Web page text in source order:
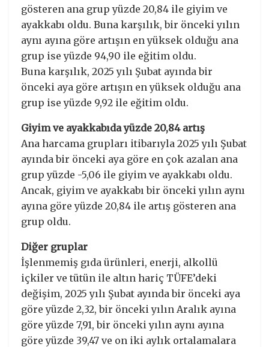
gösteren ana grup yüzde 20,84 ile giyim ve
ayakkabı oldu. Buna karşılık, bir önceki yılın
aynı ayına göre artışın en yüksek olduğu ana
grup ise yüzde 94,90 ile eğitim oldu.
Buna karşılık, 2025 yılı Şubat ayında bir
önceki aya göre artışın en yüksek olduğu ana
grup ise yüzde 9,92 ile eğitim oldu.
Giyim ve ayakkabıda yüzde 20,84 artış
Ana harcama grupları itibarıyla 2025 yılı Şubat
ayında bir önceki aya göre en çok azalan ana
grup yüzde -5,06 ile giyim ve ayakkabı oldu.
Ancak, giyim ve ayakkabı bir önceki yılın aynı
ayına göre yüzde 20,84 ile artış gösteren ana
grup oldu.
Diğer gruplar
İşlenmemiş gıda ürünleri, enerji, alkollü
içkiler ve tütün ile altın hariç TÜFE’deki
değişim, 2025 yılı Şubat ayında bir önceki aya
göre yüzde 2,32, bir önceki yılın Aralık ayına
göre yüzde 7,91, bir önceki yılın aynı ayına
göre yüzde 39,47 ve on iki aylık ortalamalara